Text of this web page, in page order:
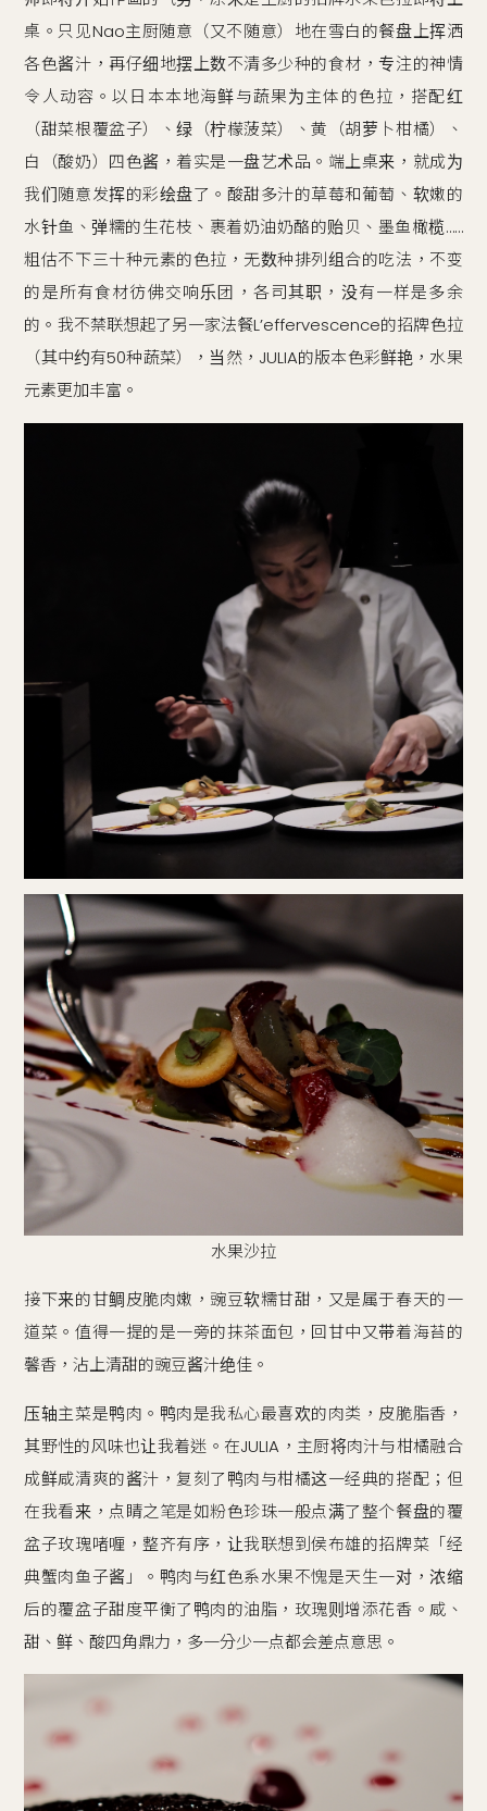
桌。只见Nao主厨随意（又不随意）地在雪白的餐盘上挥洒
各色酱汁，再仔细地摆上数不清多少种的食材，专注的神情
令人动容。以日本本地海鲜与蔬果为主体的色拉，搭配红
（甜菜根覆盆子）、绿（柠檬菠菜）、黄（胡萝卜柑橘）、
白（酸奶）四色酱，着实是一盘艺术品。端上桌来，就成为
我们随意发挥的彩绘盘了。酸甜多汁的草莓和葡萄、软嫩的
水针鱼、弹糯的生花枝、裹着奶油奶酪的贻贝、墨鱼橄榄……
粗估不下三十种元素的色拉，无数种排列组合的吃法，不变
的是所有食材彷佛交响乐团，各司其职，没有一样是多余
的。我不禁联想起了另一家法餐L’effervescence的招牌色拉
（其中约有50种蔬菜），当然，JULIA的版本色彩鲜艳，水果
元素更加丰富。
水果沙拉
接下来的甘鲷皮脆肉嫩，豌豆软糯甘甜，又是属于春天的一
道菜。值得一提的是一旁的抹茶面包，回甘中又带着海苔的
馨香，沾上清甜的豌豆酱汁绝佳。
压轴主菜是鸭肉。鸭肉是我私心最喜欢的肉类，皮脆脂香，
其野性的风味也让我着迷。在JULIA，主厨将肉汁与柑橘融合
成鲜咸清爽的酱汁，复刻了鸭肉与柑橘这一经典的搭配；但
在我看来，点睛之笔是如粉色珍珠一般点满了整个餐盘的覆
盆子玫瑰啫喱，整齐有序，让我联想到侯布雄的招牌菜「经
典蟹肉鱼子酱」。鸭肉与红色系水果不愧是天生一对，浓缩
后的覆盆子甜度平衡了鸭肉的油脂，玫瑰则增添花香。咸、
甜、鲜、酸四角鼎力，多一分少一点都会差点意思。